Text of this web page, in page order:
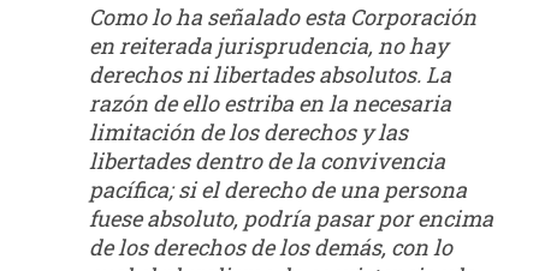
Como lo ha señalado esta Corporación
en reiterada jurisprudencia, no hay
derechos ni libertades absolutos. La
razón de ello estriba en la necesaria
limitación de los derechos y las
libertades dentro de la convivencia
pacífica; si el derecho de una persona
fuese absoluto, podría pasar por encima
de los derechos de los demás, con lo